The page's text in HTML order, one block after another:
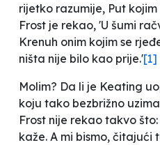
rijetko razumije, Put
Frost je rekao, 'U šumi
Krenuh onim kojim se
ništa nije bilo kao prije.'[1]
Molim? Da li je Keating
koju tako bezbrižno
Frost nije rekao takvo
kaže. A mi bismo, čitajući